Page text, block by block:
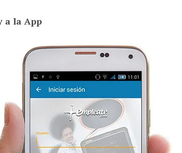
a la App